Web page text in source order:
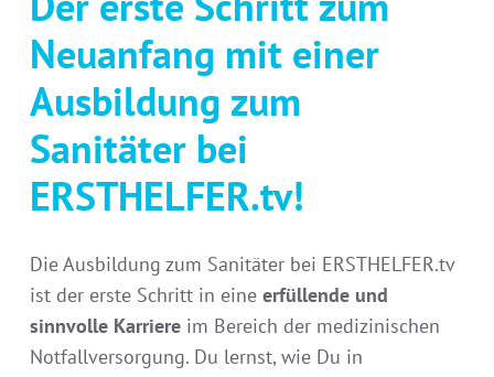
Neuanfang mit einer
Ausbildung zum
Sanitäter bei
ERSTHELFER.tv!
Die Ausbildung zum Sanitäter bei ERSTHELFER.tv
ist der erste Schritt in eine erfüllende und
sinnvolle Karriere im Bereich der medizinischen
Notfallversorgung. Du lernst, wie Du in